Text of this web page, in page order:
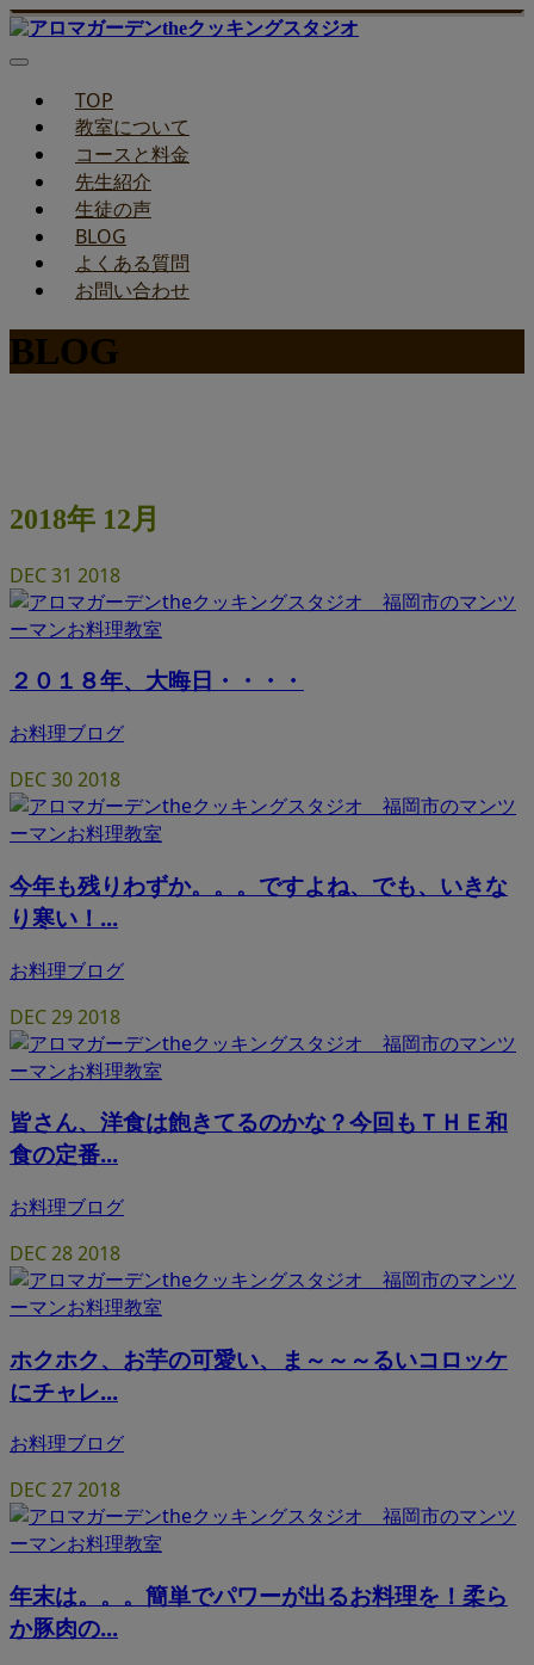
TOP
教室について
コースと料金
先生紹介
生徒の声
BLOG
よくある質問
お問い合わせ
BLOG
2018年 12月
DEC31 2018
２０１８年、大晦日・・・・
お料理ブログ
DEC302018
今年も残りわずか。。。ですよね、でも、いきな
り寒い！...
お料理ブログ
DEC292018
皆さん、洋食は飽きてるのかな？今回もＴＨＥ和
食の定番...
お料理ブログ
DEC282018
ホクホク、お芋の可愛い、ま～～～るいコロッケ
にチャレ...
お料理ブログ
DEC272018
年末は。。。簡単でパワーが出るお料理を！柔ら
か豚肉の...